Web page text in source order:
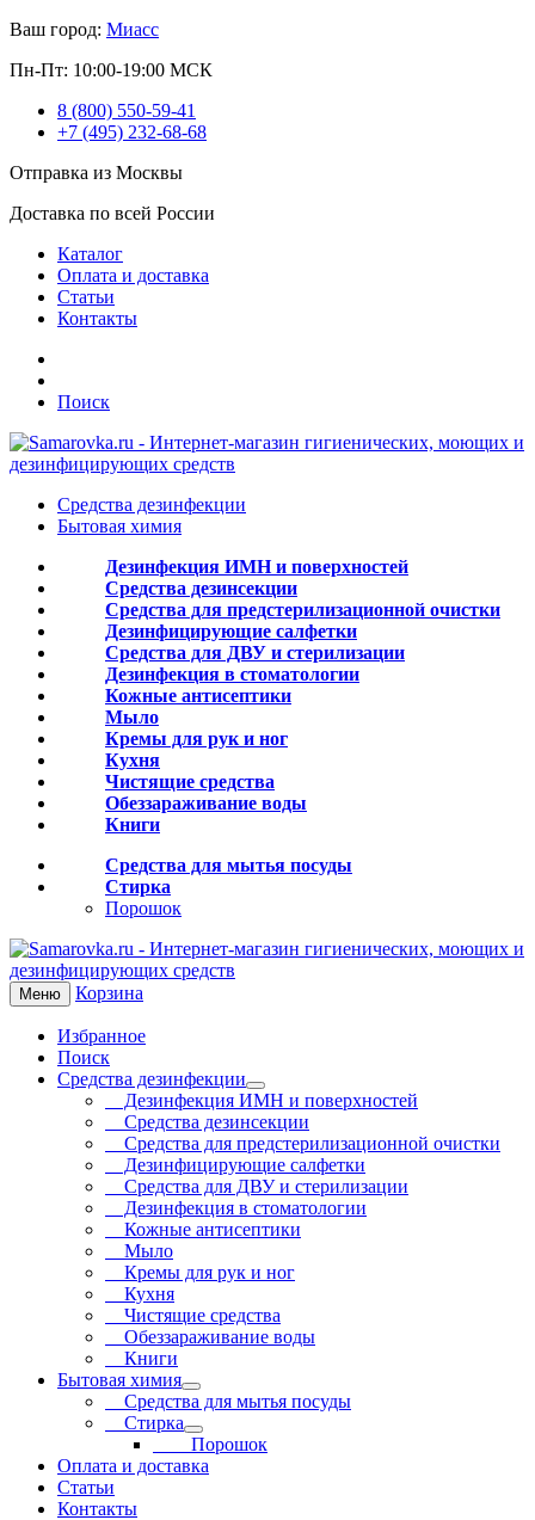
Ваш город: Миасс
Пн-Пт: 10:00-19:00 МСК
8 (800) 550-59-41
+7 (495) 232-68-68
Отправка из Москвы
Доставка по всей России
Каталог
Оплата и доставка
Статьи
Контакты
Поиск
Средства дезинфекции
Бытовая химия
Дезинфекция ИМН и поверхностей
Средства дезинсекции
Средства для предстерилизационной очистки
Дезинфицирующие салфетки
Средства для ДВУ и cтерилизации
Дезинфекция в стоматологии
Кожные антисептики
Мыло
Кремы для рук и ног
Кухня
Чистящие средства
Обеззараживание воды
Книги
Средства для мытья посуды
Стирка
Порошок
Меню Корзина
Избранное
Поиск
Средства дезинфекции
Дезинфекция ИМН и поверхностей
Средства дезинсекции
Средства для предстерилизационной очистки
Дезинфицирующие салфетки
Средства для ДВУ и cтерилизации
Дезинфекция в стоматологии
Кожные антисептики
Мыло
Кремы для рук и ног
Кухня
Чистящие средства
Обеззараживание воды
Книги
Бытовая химия
Средства для мытья посуды
Стирка
Порошок
Оплата и доставка
Статьи
Контакты